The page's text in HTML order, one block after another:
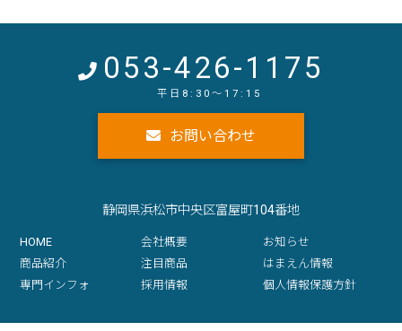
静岡県浜松市中央区富屋町104番地
053-426-1175
お問い合わせ
HOME 会社概要
お知らせ
商品紹介
注目商品
はまえん情報
専門インフォ
採用情報 個人情報保護方針